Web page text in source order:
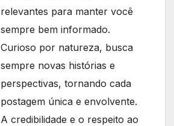
relevantes para manter você
sempre bem informado.
Curioso por natureza, busca
sempre novas histórias e
perspectivas, tornando cada
postagem única e envolvente.
A credibilidade e o respeito ao